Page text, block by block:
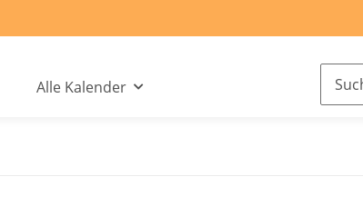
Alle Kalender